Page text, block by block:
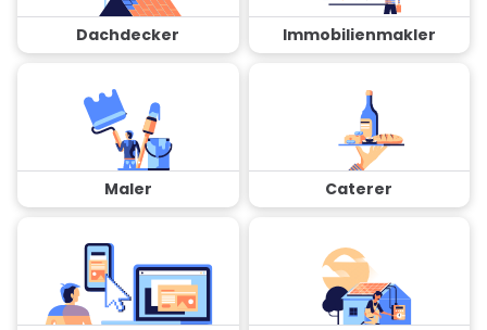
Dachdecker Immobilienmakler
Maler Caterer